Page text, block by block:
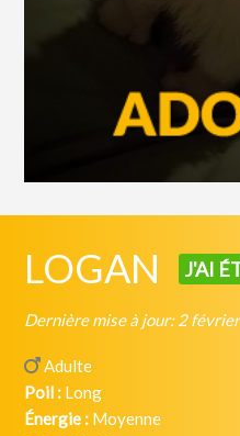
LOGAN J'AI
Dernière mise à jour: 2
Adulte
Poil : Long
Énergie : Moyenne